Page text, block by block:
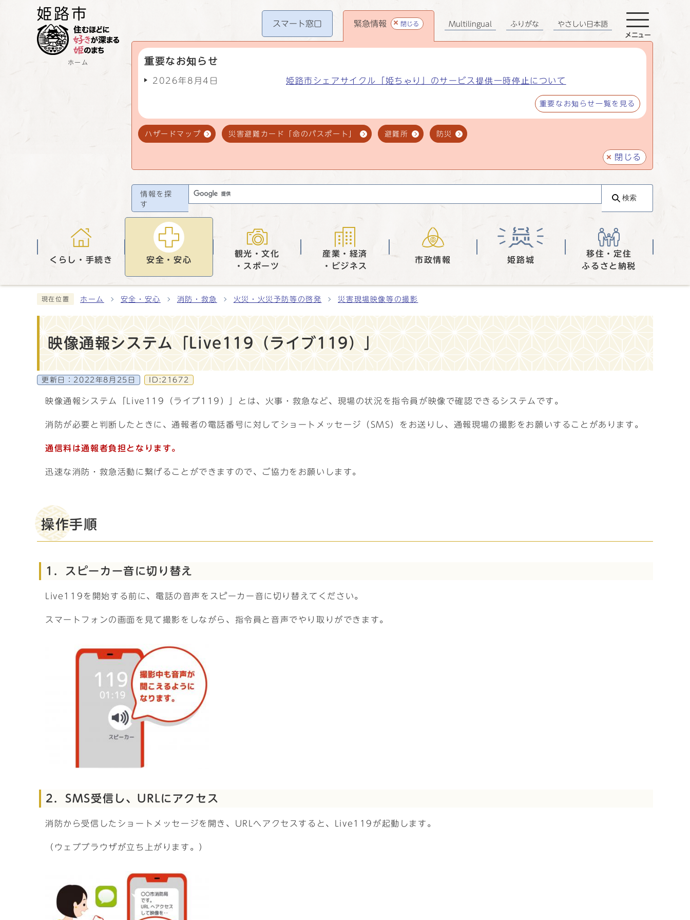
ホーム
スマート窓口 緊急情報 閉じる
重要なお知らせ
2026年8月4日 姫路市シェアサイクル「姫ちゃり」のサービス提供一時停止について
重要なお知らせ一覧を見る
ハザードマップ 災害避難カード「命のパスポート」 避難所 防災
閉じる
Multilingual ふりがな やさしい日本語
メニュー
情報を探
す
検索
くらし・手続き 安全・安心
観光・文化
・スポーツ
産業・経済
・ビジネス
市政情報 姫路城
移住・定住
ふるさと納税
現在位置 ホーム 安全・安心 消防・救急 火災・火災予防等の啓発 災害現場映像等の撮影
映像通報システム「Live119（ライブ119）」
更新日： 2022年8月25日 ID:21672
映像通報システム「Live119（ライブ119）」とは、火事・救急など、現場の状況を指令員が映像で確認できるシステムです。
消防が必要と判断したときに、通報者の電話番号に対してショートメッセージ（SMS）をお送りし、通報現場の撮影をお願いすることがあります。
通信料は通報者負担となります。
迅速な消防・救急活動に繋げることができますので、ご協力をお願いします。
操作手順
1．スピーカー音に切り替え
Live119を開始する前に、電話の音声をスピーカー音に切り替えてください。
スマートフォンの画面を見て撮影をしながら、指令員と音声でやり取りができます。
2．SMS受信し、URLにアクセス
消防から受信したショートメッセージを開き、URLへアクセスすると、Live119が起動します。
（ウェブブラウザが立ち上がります。）